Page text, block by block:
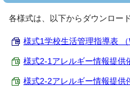
各様式は、以下からダウンロー
様式1学校生活管理指導表 （
様式2-1アレルギー情報提供
様式2-2アレルギー情報提供